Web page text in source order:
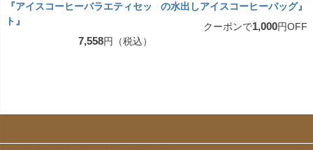
『アイスコーヒーバラエティセッ
ト』
7,558円（税込）
の水出しアイスコーヒーバッグ』
クーポンで1,000円OFF